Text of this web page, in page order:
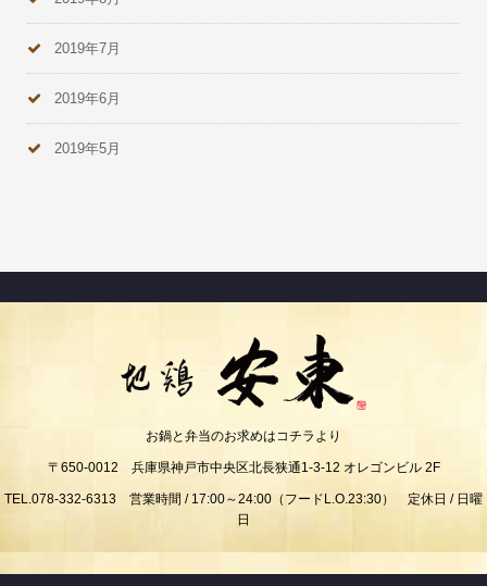
2019年7月
2019年6月
2019年5月
お鍋と弁当のお求めはコチラより
〒650-0012 兵庫県神戸市中央区北長狭通1-3-12 オレゴンビル 2F
TEL.078-332-6313 営業時間 / 17:00～24:00（フードL.O.23:30） 定休日 / 日曜
日